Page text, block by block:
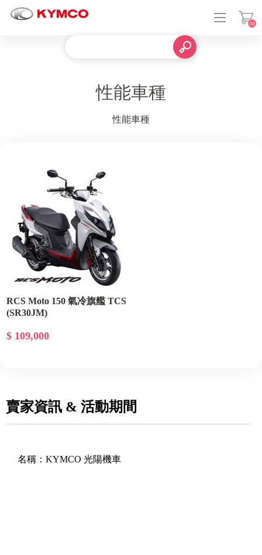
(0)
性能車種
性能車種
RCS Moto 150 氣冷旗艦 TCS
(SR30JM)
$ 109,000
賣家資訊 & 活動期間
名稱： KYMCO 光陽機車